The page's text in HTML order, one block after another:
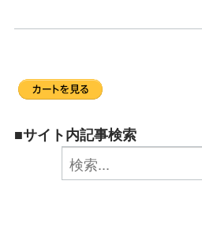
■サイト内記事検索